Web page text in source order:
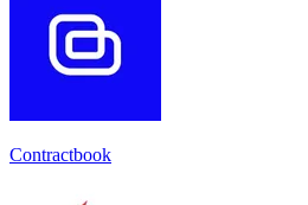
Contractbook